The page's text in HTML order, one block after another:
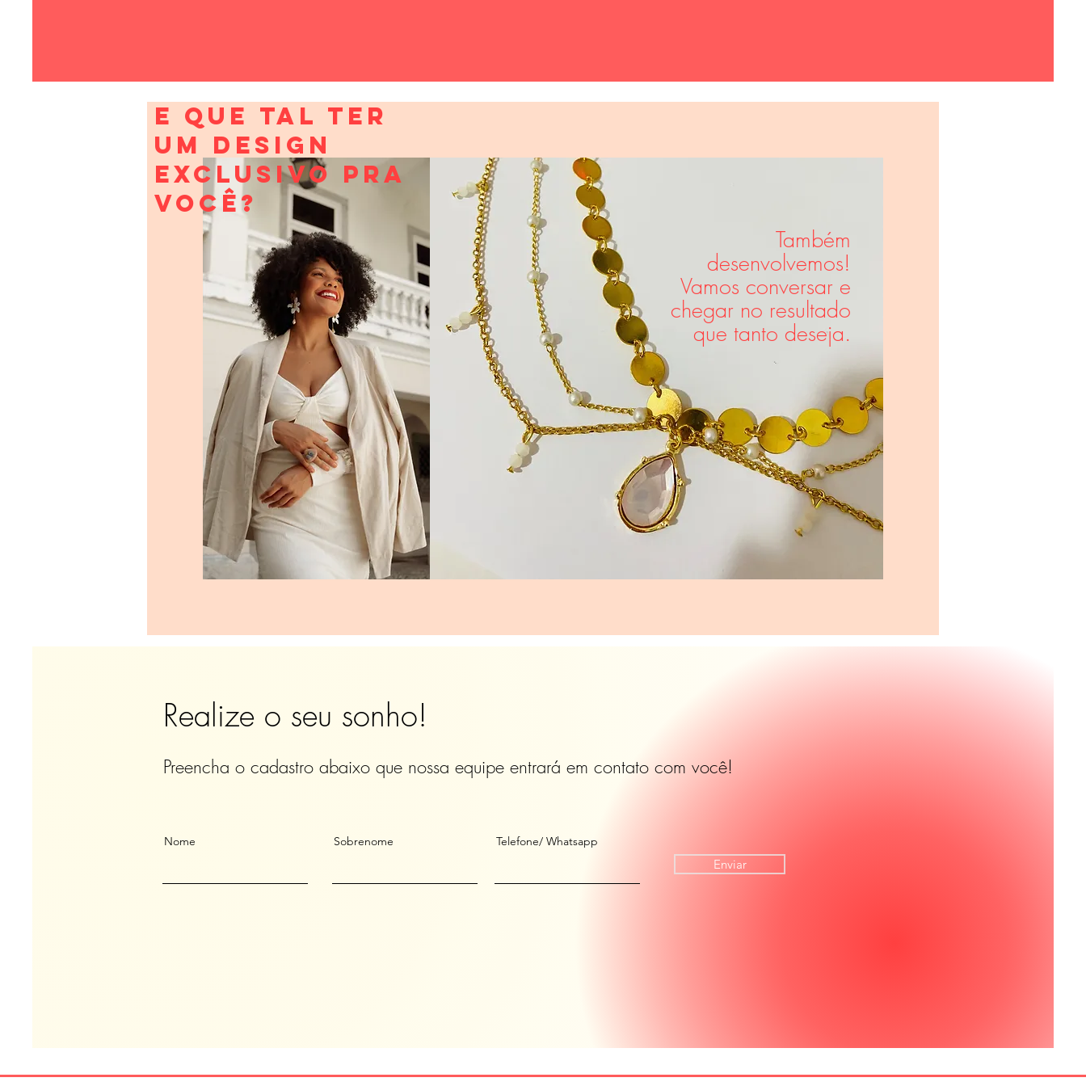
Também
desenvolvemos!
Vamos conversar e
chegar no resultado
que tanto deseja.
E QUE TAL TER
UM DESIGN
EXCLUSIVO PRA
VOCÊ?
Realize o seu sonho!
Preencha o cadastro abaixo que nossa equipe entrará em contato com você!
Nome Sobrenome Telefone/ Whatsapp
Enviar